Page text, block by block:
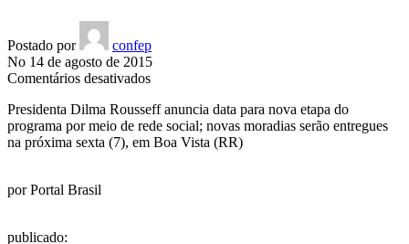
Postado por
confep
No 14 de agosto de 2015
Comentários desativadosem
lança
Minha
Casa
Presidenta Dilma Rousseff anuncia data para nova etapa do
programa por meio de rede social; novas moradias serão entregues
na próxima sexta (7), em Boa Vista (RR)
porPortal Brasil
publicado: